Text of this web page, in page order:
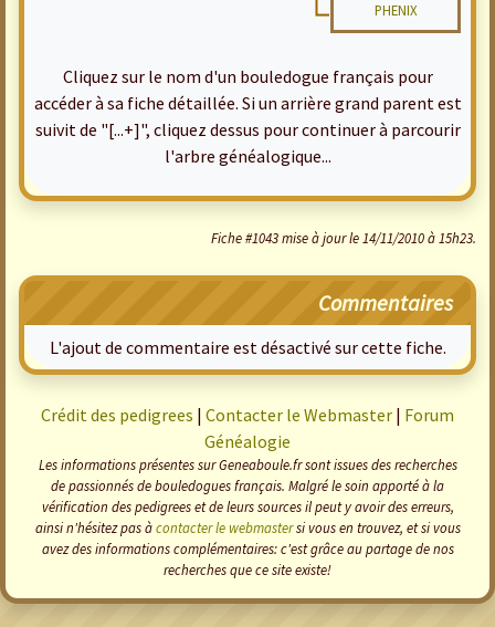
PHENIX
Cliquez sur le nom d'un bouledogue français pour
accéder à sa fiche détaillée. Si un arrière grand parent est
suivit de "[...+]", cliquez dessus pour continuer à parcourir
l'arbre généalogique...
Fiche #1043 mise à jour le 14/11/2010 à 15h23.
Commentaires
L'ajout de commentaire est désactivé sur cette fiche.
Crédit des pedigrees | Contacter le Webmaster | Forum
Généalogie
Les informations présentes sur Geneaboule.fr sont issues des recherches
de passionnés de bouledogues français. Malgré le soin apporté à la
vérification des pedigrees et de leurs sources il peut y avoir des erreurs,
ainsi n'hésitez pas àcontacter le webmastersi vous en trouvez, et si vous
avez des informations complémentaires: c'est grâce au partage de nos
recherches que ce site existe!